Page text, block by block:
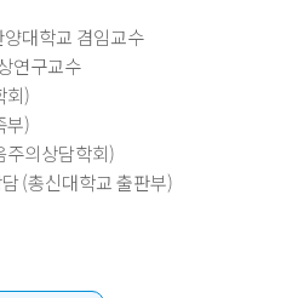
대학교 겸임교수
연구교수
회)
부)
주의상담학회)
(총신대학교 출판부)